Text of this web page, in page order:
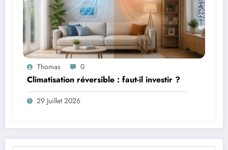
Thomas 0
Climatisation réversible : faut-il investir ?
29 Juillet 2026